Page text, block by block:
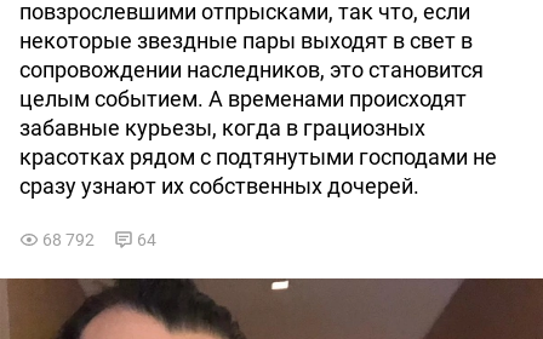
повзрослевшими отпрысками, так что, если
некоторые звездные пары выходят в свет в
сопровождении наследников, это становится
целым событием. А временами происходят
забавные курьезы, когда в грациозных
красотках рядом с подтянутыми господами не
сразу узнают их собственных дочерей.
68 792 64